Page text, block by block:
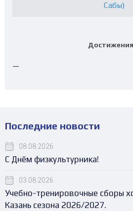
Сабы)
Достижения
—
Последние новости
08.08.2026
С Днём физкультурника!
03.08.2026
Учебно-тренировочные сборы
Казань сезона 2026/2027.